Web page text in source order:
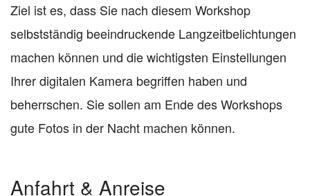
Ziel ist es, dass Sie nach diesem Workshop
selbstständig beeindruckende Langzeitbelichtungen
machen können und die wichtigsten Einstellungen
Ihrer digitalen Kamera begriffen haben und
beherrschen. Sie sollen am Ende des Workshops
gute Fotos in der Nacht machen können.
Anfahrt & Anreise